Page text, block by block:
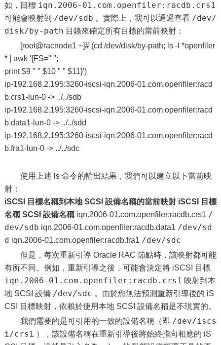
如，目標 iqn.2006-01.com.openfiler:racdb.crs1
可能會映射到 /dev/sdb 。實際上，我可以通過查看 /dev/
disk/by-path 目錄來確定所有目標的當前映射：
[root@racnode1 ~]# (cd /dev/disk/by-path; ls -l *openfiler
* | awk '{FS=" ";
print $9 " " $10 " " $11}')
ip-192.168.2.195:3260-iscsi-iqn.2006-01.com.openfiler:racd
b.crs1-lun-0 -> ../../sdb
ip-192.168.2.195:3260-iscsi-iqn.2006-01.com.openfiler:racd
b.data1-lun-0 -> ../../sdd
ip-192.168.2.195:3260-iscsi-iqn.2006-01.com.openfiler:racd
b.fra1-lun-0 -> ../../sdc
使用上述 ls 命令的輸出結果，我們可以建立以下當前映
射：
iSCSI 目標名稱到本地 SCSI 設備名稱的當前映射 iSCSI 目標
名稱 SCSI 設備名稱iqn.2006-01.com.openfiler:racdb.crs1 /
dev/sdb iqn.2006-01.com.openfiler:racdb.data1 /dev/sd
d iqn.2006-01.com.openfiler:racdb.fra1 /dev/sdc
但是，每次重新引導 Oracle RAC 節點時，該映射都可能
有所不同。例如，重新引導之後，可能會決定將 iSCSI 目標
iqn.2006-01.com.openfiler:racdb.crs1 映射到本
地 SCSI 設備 /dev/sdc 。由於您無法預測重新引導後的 iS
CSI 目標映射，依賴於使用本地 SCSI 設備名稱是不現實的。
我們需要的是可引用的一致的設備名稱（即 /dev/iscs
i/crs1 ），該設備名稱在重新引導後將始終指向相應的 iS